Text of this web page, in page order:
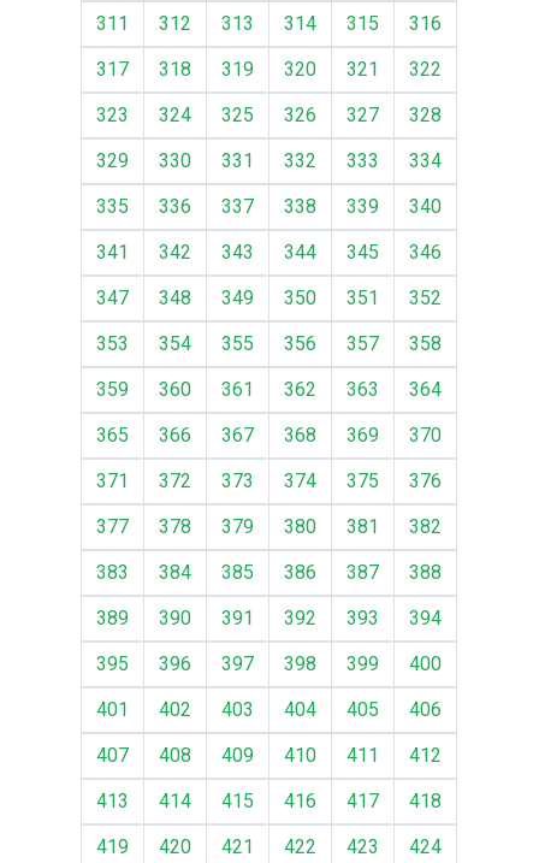
311
312 313 314 315
316
317
318 319 320 321
322
323
324 325 326 327
328
329
330 331 332 333
334
335
336 337 338 339
340
341
342 343 344 345
346
347
348 349 350 351
352
353
354 355 356 357
358
359
360 361 362 363
364
365
366 367 368 369
370
371
372 373 374 375
376
377
378 379 380 381
382
383
384 385 386 387
388
389
390 391 392 393
394
395
396 397 398 399
400
401
402 403 404 405
406
407
408 409 410 411
412
413
414 415 416 417
418
419
420 421 422 423 424